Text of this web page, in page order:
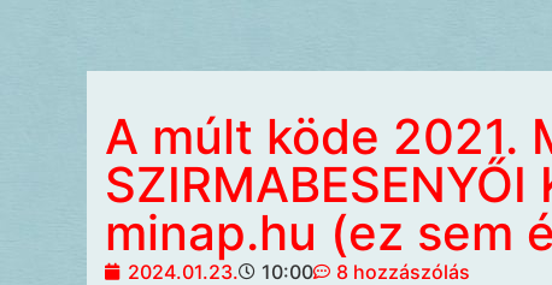
A múlt köde 2021.
SZIRMABESENYŐI
minap.hu (ez sem
2024.01.23. 10:00 8 hozzászólás